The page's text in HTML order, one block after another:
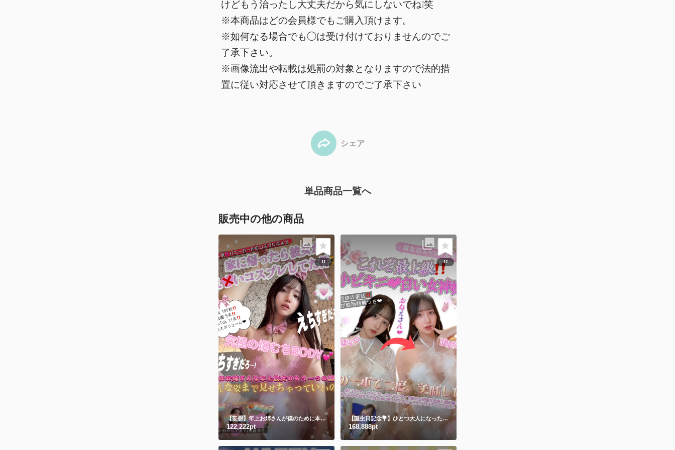
けどもう治ったし大丈夫だから気にしないでね❕笑
※本商品はどの会員様でもご購入頂けます。
※如何なる場合でも◯は受け付けておりませんのでご
了承下さい。
※画像流出や転載は処罰の対象となりますので法的措
置に従い対応させて頂きますのでご了承下さい
シェア
単品商品一覧へ
販売中の他の商品
11
【妄想】年上お姉さんが僕のために本気バニーガールになってくれたら…👯‍♀️💕【コスプレ】
122,222pt
12
【誕生日記念💐】ひとつ大人になったので、今出来る究極体を魅せます🤍きみの白い女神さま💍
168,888pt